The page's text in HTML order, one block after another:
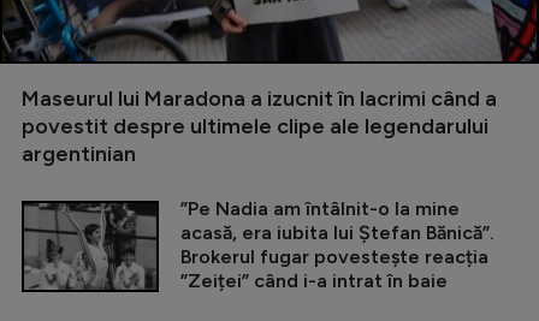
Maseurul lui Maradona a izucnit în lacrimi când a
povestit despre ultimele clipe ale legendarului
argentinian
”Pe Nadia am întâlnit-o la mine
acasă, era iubita lui Ștefan Bănică”.
Brokerul fugar povestește reacția
”Zeiței” când i-a intrat în baie